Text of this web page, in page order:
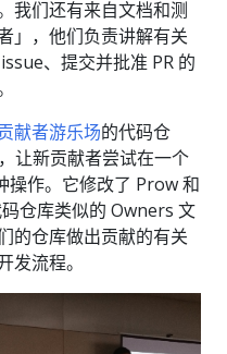
我们还有来自文档和测
」，他们负责讲解有关
、提交并批准 PR 的
献者游乐场的代码仓
让新贡献者尝试在一个
作。它修改了 Prow 和
仓库类似的 Owners 文
的仓库做出贡献的有关
发流程。